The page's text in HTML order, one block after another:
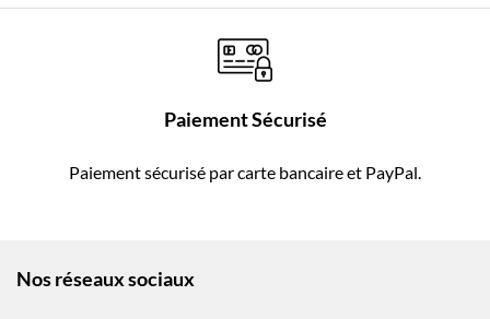
Paiement Sécurisé
Paiement sécurisé par carte bancaire et PayPal.
Nos réseaux sociaux